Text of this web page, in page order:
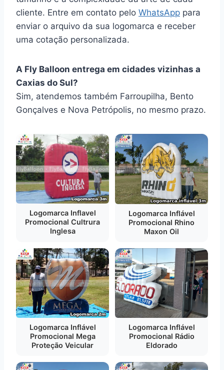
cliente. Entre em contato pelo WhatsApp para
enviar o arquivo da sua logomarca e receber
uma cotação personalizada.
A Fly Balloon entrega em cidades vizinhas a
Caxias do Sul?
Sim, atendemos também Farroupilha, Bento
Gonçalves e Nova Petrópolis, no mesmo prazo.
Logomarca Inflavel
Promocional Cultrura
Inglesa
Logomarca Inflável
Promocional Rhino
Maxon Oil
Logomarca Inflável
Promocional Mega
Proteção Veicular
Logomarca Inflável
Promocional Rádio
Eldorado